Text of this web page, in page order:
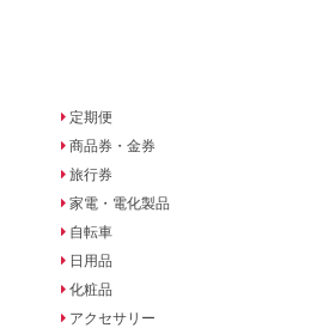
定期便
商品券・金券
旅行券
家電・電化製品
自転車
日用品
化粧品
アクセサリー